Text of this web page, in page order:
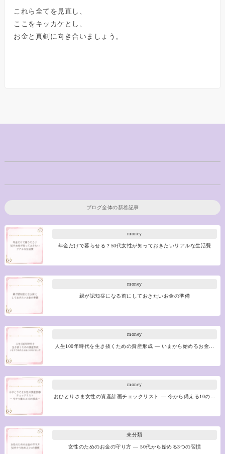
これら全てを見直し、
ここをキッカケとし、
お金と真剣に向き合いましょう。
ブログ全体の新着記事
money
年金だけで暮らせる？50代女性が知っておきたいリアルな生活費
money
親が認知症になる前にしておきたいお金の準備
money
人生100年時代を生き抜くための資産形成 ― いまから始めるお金…
money
おひとりさま女性の資産計画チェックリスト ― 今から備える10の…
未分類
女性のためのお金の守り方 ― 50代から始める3つの習慣